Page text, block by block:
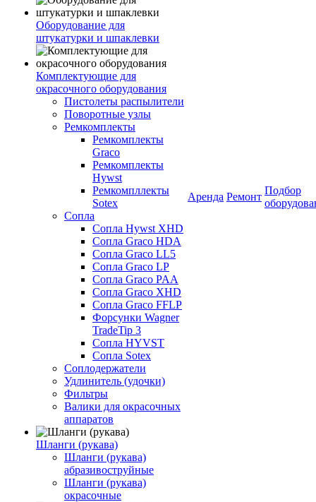
Оборудование для
штукатурки и шпаклевки
Комплектующие для
окрасочного оборудования
Пистолеты распылители
Поворотные узлы
Ремкомплекты
Ремкомплекты
Graco
Ремкомплекты
Hywst
Ремкомпллекты
Sotex
Сопла
Сопла Hywst XHD
Сопла Graco HDA
Сопла Graco LL5
Сопла Graco LP
Сопла Graco PAA
Сопла Graco XHD
Сопла Graco FFLP
Форсунки Wagner
TradeTip 3
Сопла HYVST
Сопла Sotex
Соплодержатели
Удлинитель (удочки)
Фильтры
Валики для окрасочных
аппаратов
Шланги (рукава)
Шланги (рукава)
абразивоструйные
Шланги (рукава)
окрасочные
Аренда Ремонт
Подбор